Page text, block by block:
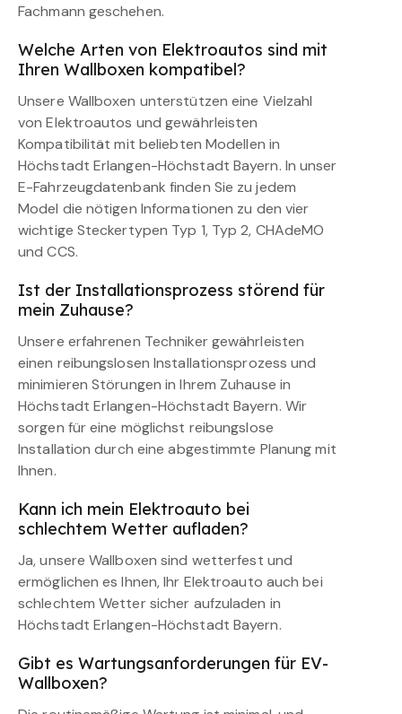
Fachmann geschehen.
Welche Arten von Elektroautos sind mit
Ihren Wallboxen kompatibel?
Unsere Wallboxen unterstützen eine Vielzahl
von Elektroautos und gewährleisten
Kompatibilität mit beliebten Modellen in
Höchstadt Erlangen-Höchstadt Bayern. In unser
E-Fahrzeugdatenbank finden Sie zu jedem
Model die nötigen Informationen zu den vier
wichtige Steckertypen Typ 1, Typ 2, CHAdeMO
und CCS.
Ist der Installationsprozess störend für
mein Zuhause?
Unsere erfahrenen Techniker gewährleisten
einen reibungslosen Installationsprozess und
minimieren Störungen in Ihrem Zuhause in
Höchstadt Erlangen-Höchstadt Bayern. Wir
sorgen für eine möglichst reibungslose
Installation durch eine abgestimmte Planung mit
Ihnen.
Kann ich mein Elektroauto bei
schlechtem Wetter aufladen?
Ja, unsere Wallboxen sind wetterfest und
ermöglichen es Ihnen, Ihr Elektroauto auch bei
schlechtem Wetter sicher aufzuladen in
Höchstadt Erlangen-Höchstadt Bayern.
Gibt es Wartungsanforderungen für EV-
Wallboxen?